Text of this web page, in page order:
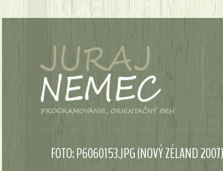
FOTO: P6060153.JPG (NOVÝ ZÉLAND 2007)